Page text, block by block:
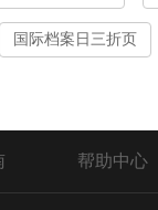
国际档案日三折页
帮助中心